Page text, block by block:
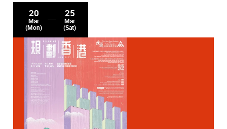
20
Mar
(Mon)
25
Mar
(Sat)